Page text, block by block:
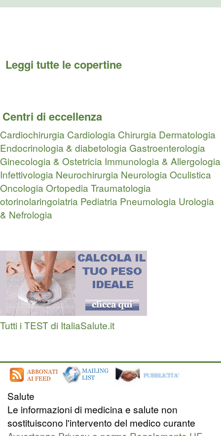
Leggi tutte le copertine
Centri di eccellenza
Cardiochirurgia Cardiologia Chirurgia Dermatologia
Endocrinologia & diabetologia Gastroenterologia
Ginecologia & Ostetricia Immunologia & Allergologia
Infettivologia Neurochirurgia NeurologiaOculistica
OncologiaOrtopedia Traumatologia
otorinolaringoiatria Pediatria Pneumologia Urologia
& Nefrologia
Tutti i TEST di ItaliaSalute.it
Salute
Le informazioni di medicina e salute non
sostituiscono l'intervento del medico curante